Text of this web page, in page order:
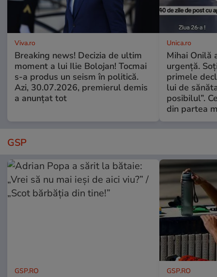
Viva.ro
Breaking news! Decizia de ultim
moment a lui Ilie Bolojan! Tocmai
s-a produs un seism în politică.
Azi, 30.07.2026, premierul demis
a anunțat tot
Unica.ro
Mihai Onilă
urgență.
primele
lui de
posibilul”.
din partea
GSP
GSP.RO GSP.RO